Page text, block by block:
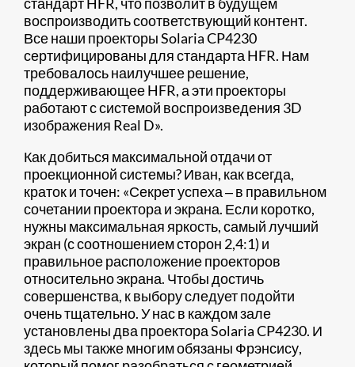
воспроизводить соответствующий контент.
Все наши проекторы Solaria CP4230
сертифицированы для стандарта HFR. Нам
требовалось наилучшее решение,
поддерживающее HFR, а эти проекторы
работают с системой воспроизведения 3D
изображения Real D».
Как добиться максимальной отдачи от
проекционной системы? Иван, как всегда,
краток и точен: «Секрет успеха ‒ в правильном
сочетании проектора и экрана. Если коротко,
нужны максимальная яркость, самый лучший
экран (с соотношением сторон 2,4:1) и
правильное расположение проекторов
относительно экрана. Чтобы достичь
совершенства, к выбору следует подойти
очень тщательно. У нас в каждом зале
установлены два проектора Solaria CP4230. И
здесь мы также многим обязаны Фрэнсису,